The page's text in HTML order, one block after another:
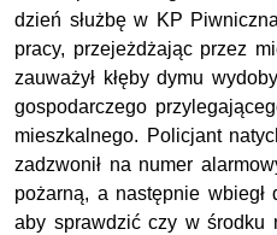
dzień służbę w KP
pracy, przejeżdżając przez
zauważył kłęby dymu
gospodarczego
mieszkalnego. Policjant
zadzwonił na numer
pożarną, a następnie wbiegł
aby sprawdzić czy w środku